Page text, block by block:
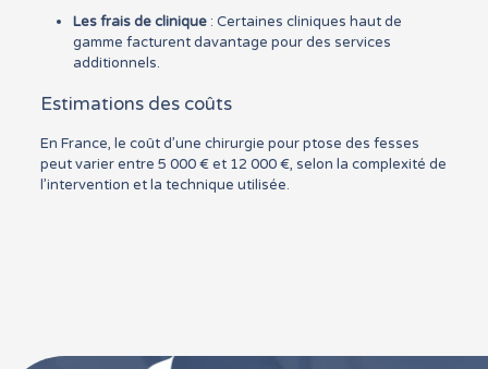
Les frais de clinique: Certaines cliniques haut de
gamme facturent davantage pour des services
additionnels.
Estimations des coûts
En France, le coût d’une chirurgie pour ptose des fesses
peut varier entre 5 000 € et 12 000 €, selon la complexité de
l’intervention et la technique utilisée.